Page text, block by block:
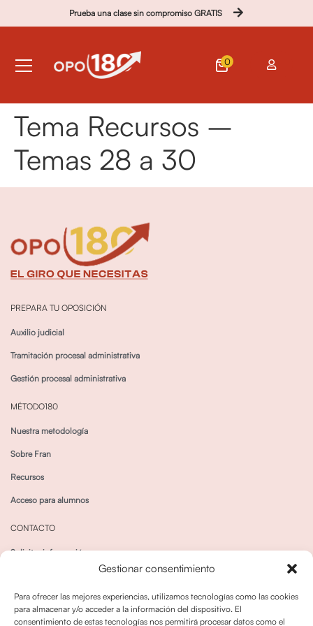
Gestionar consentimiento
Para ofrecer las mejores experiencias, utilizamos tecnologías como las cookies
para almacenar y/o acceder a la información del dispositivo. El
consentimiento de estas tecnologías nos permitirá procesar datos como el
Prueba una clase sin compromiso GRATIS
0
Tema Recursos –
Temas 28 a 30
PREPARA TU OPOSICIÓN
Auxilio judicial
Tramitación procesal administrativa
Gestión procesal administrativa
MÉTODO180
Nuestra metodología
Sobre Fran
Recursos
Acceso para alumnos
CONTACTO
Solicitar información